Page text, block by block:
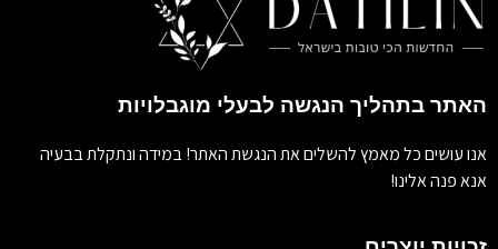
האתר בתהליך הנגשה לבעלי מוגבלויות
אנו עושים כל מאמץ להשלים את הנגשת האתר! במידה ונתקלת בבעיה
אנא פנה אלינו!